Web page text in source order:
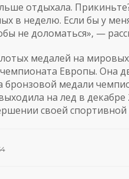
отдыхала.
в неделю. Если бы у
не доломаться», —
медалей на мировых
Европы. Она
бронзовой медали
на лед в декабре
своей